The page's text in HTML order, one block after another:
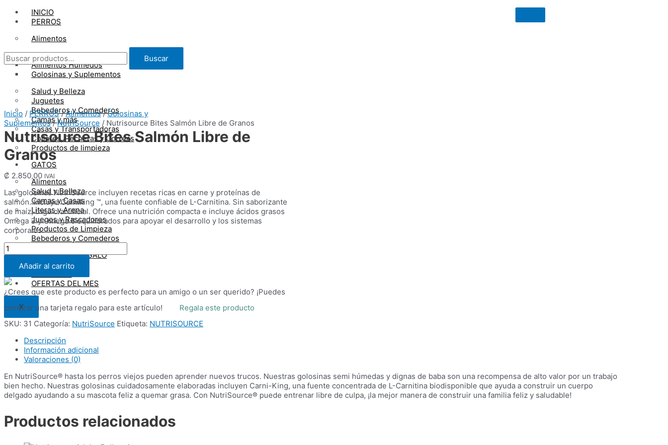
INICIO
PERROS
Alimentos
Alimentos Secos
Alimentos Húmedos
Golosinas y Suplementos
Salud y Belleza
Juguetes
Bebederos y Comederos
Camas y más
Casas y Transportadoras
Collares, Pecheras y Correas
Productos de limpieza
GATOS
Alimentos
Salud y Belleza
Camas y Casas
Literas y Arena
Juegos y Rascadores
Productos de Limpieza
Bebederos y Comederos
TARJETA DE REGALO
ROEDORES
OFERTAS DEL MES
X
Buscar
por:
Buscar
Inicio / PERROS/Alimentos/Golosinas y
Suplementos/NutriSource / Nutrisource Bites Salmón Libre de Granos
Nutrisource Bites Salmón Libre de
Granos
₡ 2.850,00 IVAI
Las golosinas NutriSource incluyen recetas ricas en carne y proteínas de
salmón. Incluye Carniking ™, una fuente confiable de L-Carnitina. Sin saborizante
de maíz, trigo o artificial. Ofrece una nutrición compacta e incluye ácidos grasos
Omega 3 y Omega 6 equilibrados para apoyar el desarrollo y los sistemas
corporales.
Nutrisource
Bites
Salmón
Libre
de
Granos
cantidad
Añadir al carrito
¿Crees que este producto es perfecto para un amigo o un ser querido? ¡Puedes
comprar una tarjeta regalo para este artículo!
Regala este producto
SKU: 31 Categoría: NutriSource Etiqueta: NUTRISOURCE
Descripción
Información adicional
Valoraciones (0)
En NutriSource® hasta los perros viejos pueden aprender nuevos trucos. Nuestras golosinas semi húmedas y dignas de baba son una recompensa de alto valor por un trabajo
bien hecho. Nuestras golosinas cuidadosamente elaboradas incluyen Carni-King, una fuente concentrada de L-Carnitina biodisponible que ayuda a construir un cuerpo
delgado ayudando a su mascota feliz a quemar grasa. Con NutriSource® puede entrenar libre de culpa, ¡la mejor manera de construir una familia feliz y saludable!
Productos relacionados